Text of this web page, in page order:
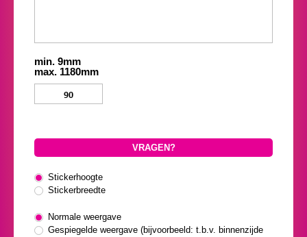
min. 9mm
max. 1180mm
VRAGEN?
Stickerhoogte
Stickerbreedte
Normale weergave
Gespiegelde weergave (bijvoorbeeld: t.b.v. binnenzijde